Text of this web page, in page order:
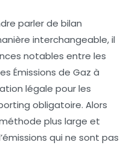
parler de bilan
interchangeable, il
notables entre les
Émissions de Gaz à
légale pour les
obligatoire. Alors
plus large et
qui ne sont pas